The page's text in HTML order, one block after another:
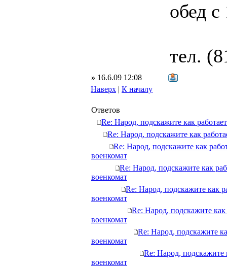
обед
тел.
» 16.6.09 12:08
Наверх | К началу
Ответов
Re: Народ, подскажите как
Re: Народ, подскажите как
Re: Народ, подскажите как
военкомат
Re: Народ, подскажите как
военкомат
Re: Народ, подскажите как
военкомат
Re: Народ, подскажите как
военкомат
Re: Народ, подскажите
военкомат
Re: Народ, подскажите
военкомат